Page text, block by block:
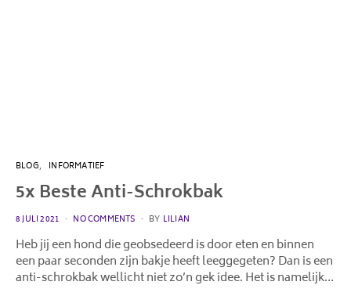
BLOG INFORMATIEF
5x Beste Anti-Schrokbak
POSTED
8 JULI 2021 NO COMMENTS BY LILIAN
Heb jij een hond die geobsedeerd is door eten en binnen
een paar seconden zijn bakje heeft leeggegeten? Dan is een
anti-schrokbak wellicht niet zo’n gek idee. Het is namelijk…